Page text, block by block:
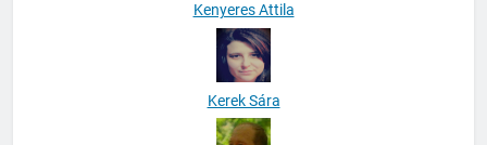
Kenyeres Attila
Kerek Sára